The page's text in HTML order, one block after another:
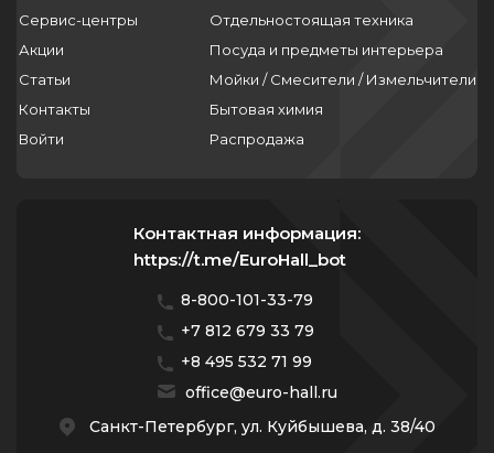
Сервис-центры
Акции
Статьи
Контакты
Войти
Отдельностоящая техника
Посуда и предметы интерьера
Мойки / Смесители / Измельчители
Бытовая химия
Распродажа
Контактная информация:
https://t.me/EuroHall_bot
8-800-101-33-79
+7 812 679 33 79
+8 495 532 71 99
office@euro-hall.ru
Санкт-Петербург, ул. Куйбышева, д. 38/40